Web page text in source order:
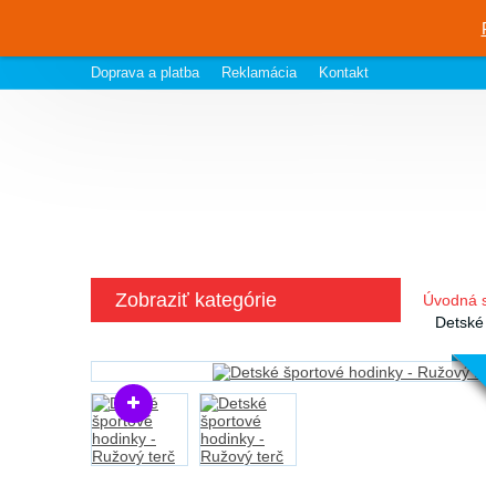
Doprava a platba Reklamácia Kontakt
Zobraziť kategórie Úvodná